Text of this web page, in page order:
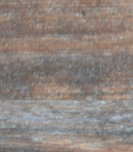
verleiht den Betroffenen
Rechte gemäß Artikel 7. Im
zu erfahren, ob Daten zu
Form darüber Auskunft
berechtigt, nähere Angaben
die Art ihrer Verarbeitung
Datenverarbeitung zu
über Inhaber und
oder Kategorien von
werden zu erhalten.
berechtigt, seine Daten zu
sowie zu beantragen,
Daten umgewandelt
die gesetzlichen